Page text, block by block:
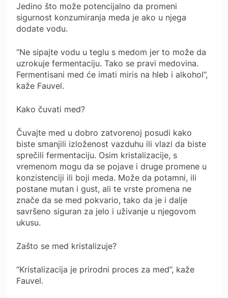
Jedino što može potencijalno da promeni
sigurnost konzumiranja meda je ako u njega
dodate vodu.
“Ne sipajte vodu u teglu s medom jer to može da
uzrokuje fermentaciju. Tako se pravi medovina.
Fermentisani med će imati miris na hleb i alkohol”,
kaže Fauvel.
Kako čuvati med?
Čuvajte med u dobro zatvorenoj posudi kako
biste smanjili izloženost vazduhu ili vlazi da biste
sprečili fermentaciju. Osim kristalizacije, s
vremenom mogu da se pojave i druge promene u
konzistenciji ili boji meda. Može da potamni, ili
postane mutan i gust, ali te vrste promena ne
znače da se med pokvario, tako da je i dalje
savršeno siguran za jelo i uživanje u njegovom
ukusu.
Zašto se med kristalizuje?
“Kristalizacija je prirodni proces za med”, kaže
Fauvel.